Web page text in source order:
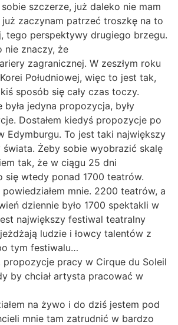
szczerze, już daleko nie mam
zaczynam patrzeć troszkę na to
tego perspektywy drugiego brzegu.
nie znaczy, że
zagranicznej. W zeszłym roku
Południowej, więc to jest tak,
sposób się cały czas toczy.
jedyna propozycja, były
Dostałem kiedyś propozycje po
Edymburgu. To jest taki największy
Żeby sobie wyobrazić skalę
tak, że w ciągu 25 dni
się wtedy ponad 1700 teatrów.
mnie. 2200 teatrów, a
dziennie było 1700 spektakli w
największy festiwal teatralny
ludzie i łowcy talentów z
tym festiwalu…
propozycje pracy w Cirque du Soleil
by chciał artysta pracować w
na żywo i do dziś jestem pod
mnie tam zatrudnić w bardzo